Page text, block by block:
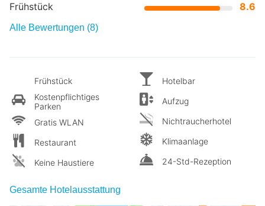
Frühstück
8.6
Alle Bewertungen (8)
Frühstück
Kostenpflichtiges
Parken
Gratis WLAN
Restaurant
Keine Haustiere
Hotelbar
Aufzug
Nichtraucherhotel
Klimaanlage
24-Std-Rezeption
Gesamte Hotelausstattung